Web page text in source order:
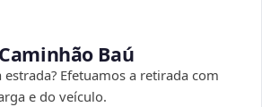
Baú
Efetuamos a retirada com
e do veículo.